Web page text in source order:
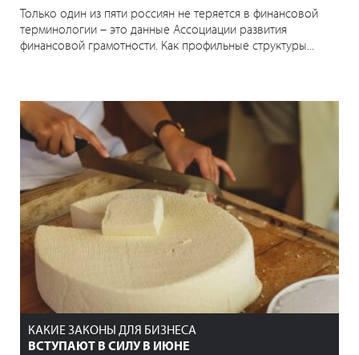
Только один из пяти россиян не теряется в финансовой
терминологии – это данные Ассоциации развития
финансовой грамотности. Как профильные структуры...
КАКИЕ ЗАКОНЫ ДЛЯ БИЗНЕСА
ВСТУПАЮТ В СИЛУ В ИЮНЕ